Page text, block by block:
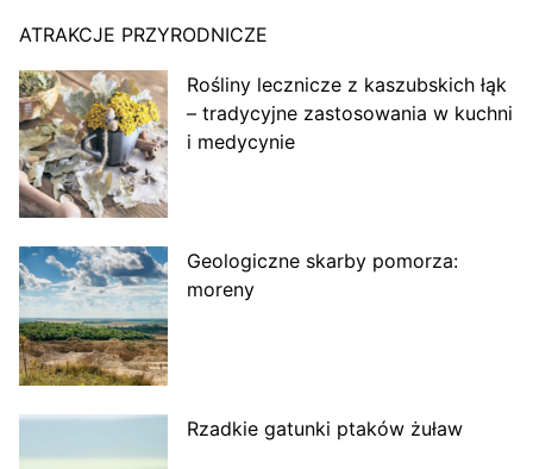
ATRAKCJE PRZYRODNICZE
Rośliny lecznicze z kaszubskich łąk
– tradycyjne zastosowania w kuchni
i medycynie
Geologiczne skarby pomorza:
moreny
Rzadkie gatunki ptaków żuław